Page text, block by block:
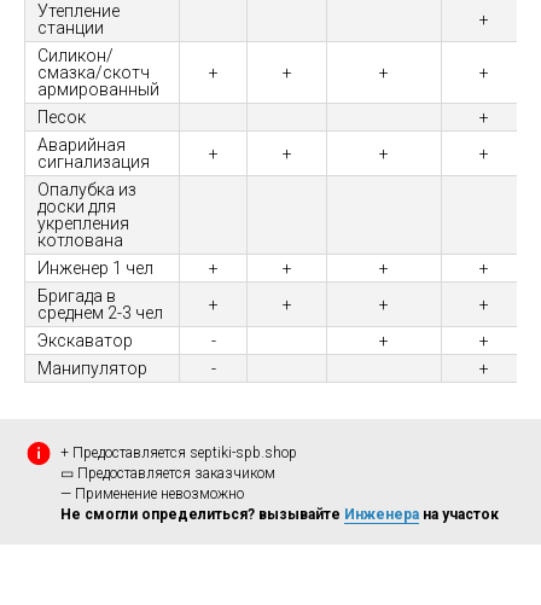
Утепление
станции
+
Силикон/
смазка/скотч
армированный
+ + + +
Песок
+
Аварийная
сигнализация
+ + +
+
Опалубка из
доски для
укрепления
котлована
Инженер 1 чел
+ + +
+
Бригада в
среднем 2-3 чел
+ + +
+
Экскаватор
- +
+
Манипулятор
- +
+ Предоставляется septiki-spb.shop
▭ Предоставляется заказчиком
— Применение невозможно
Не смогли определиться? вызывайте Инженера на участок